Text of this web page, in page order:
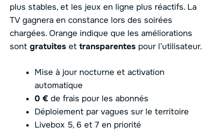
plus stables, et les jeux en ligne plus réactifs. La
TV gagnera en constance lors des soirées
chargées. Orange indique que les améliorations
sont gratuites et transparentes pour l’utilisateur.
Mise à jour nocturne et activation
automatique
0 € de frais pour les abonnés
Déploiement par vagues sur le territoire
Livebox 5, 6 et 7 en priorité